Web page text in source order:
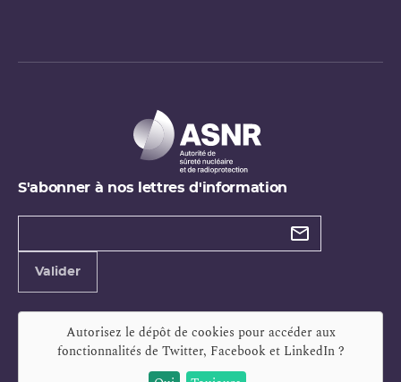
S'abonner à nos lettres d'information
Types de
Valider
Autorisez le dépôt de cookies pour accéder aux
fonctionnalités de Twitter, Facebook et LinkedIn?